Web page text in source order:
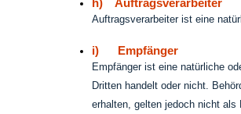
h) Auftragsverarbeiter
Auftragsverarbeiter ist eine
i) Empfänger
Empfänger ist eine natürliche
Dritten handelt oder nicht.
erhalten, gelten jedoch nicht als